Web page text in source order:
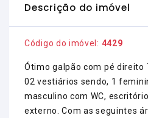
Descrição do imóvel
Código do imóvel: 4429
Ótimo galpão com pé
02 vestiários sendo, 1
masculino com WC,
externo. Com as seguintes